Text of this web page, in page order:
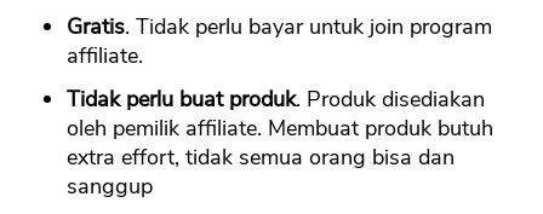
Gratis. Tidak perlu bayar untuk join program
affiliate.
Tidak perlu buat produk. Produk disediakan
oleh pemilik affiliate. Membuat produk butuh
extra effort, tidak semua orang bisa dan
sanggup